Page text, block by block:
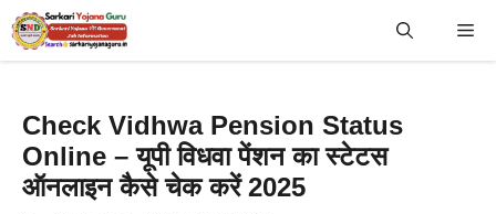
Skip
to
Check Vidhwa Pension Status
Online – यूपी विधवा पेंशन का स्टेटस
ऑनलाइन कैसे चेक करें 2025